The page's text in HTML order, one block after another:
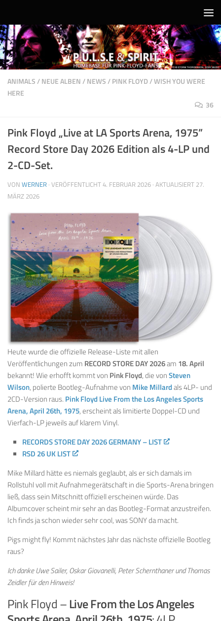
ANIMALS/NEUE ALBEN/NEWS/PINK FLOYD/WISH YOU WERE
HERE
36
Pink Floyd „Live at LA Sports Arena, 1975”
Record Store Day 2026 Edition als 4-LP und
2-CD-Set.
VON WERNER · VERÖFFENTLICHT4. FEBRUAR 2026 · AKTUALISIERT 27.
MÄRZ 2026
Heute wurde die offizielle Release-Liste mit allen
Veröffentlichungen zum RECORD STORE DAY 2026am 18. April
bekannt! Wie erhofft kommt von Pink Floyd, die vonSteven
Wilson, polierte Bootleg-Aufnahme von Mike Millardals 4LP- und
2CD-Version raus. Pink Floyd Live From the Los Angeles Sports
Arena, April 26th, 1975, erscheint als limitierte Doppel-CD und
Vierfach-LP jeweils auf klarem Vinyl.
RECORDS STORE DAY 2026 GERMANY – LIST
RSD 26 UK LIST
Mike Millard hätte es niemals geglaubt, als er sich damals im
Rollstuhl voll mit Aufnahmegerätschaft in die Sports-Arena bringen
ließ, dass sein Mitschnitt offiziell erscheinen würde. Das
Albumcover scheint mir sehr an das Bootleg-Format anzustreifen.
Ich finds ja schon wieder sehr cool, was SONY da macht.
Pigs might fly! Kommt nächstes Jahr das nächste offizielle Bootleg
raus?
Ich danke Uwe Sailer, Oskar Giovanelli, Peter Schernthaner und Thomas
Zeidler für den Hinweis!
Pink Floyd –Live From the Los Angeles